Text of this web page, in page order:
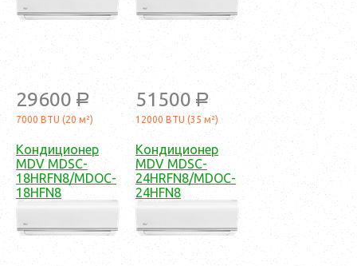
29600 a
7000 BTU (20 м²)
51500 a
12000 BTU (35 м²)
Кондиционер
MDV MDSC-
18HRFN8/MDOC-
18HFN8
Кондиционер
MDV MDSC-
24HRFN8/MDOC-
24HFN8